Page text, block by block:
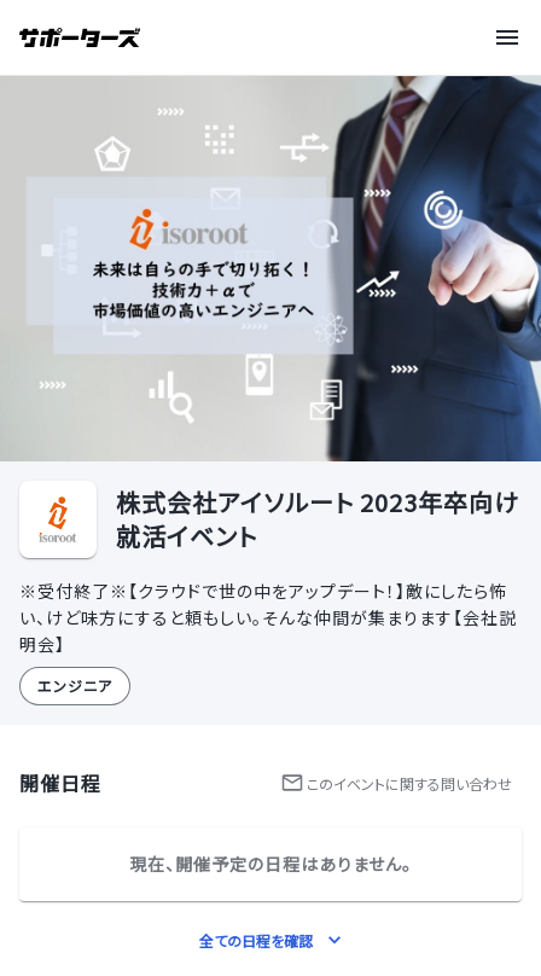
株式会社アイソルート 2023年卒向け
就活イベント
※受付終了※【クラウドで世の中をアップデート！】敵にしたら怖
い、けど味方にすると頼もしい。そんな仲間が集まります【会社説
明会】
エンジニア
開催日程 このイベントに関する問い合わせ
現在、開催予定の日程はありません。
全ての日程を確認